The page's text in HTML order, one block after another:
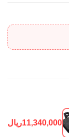
11,340,000ریال